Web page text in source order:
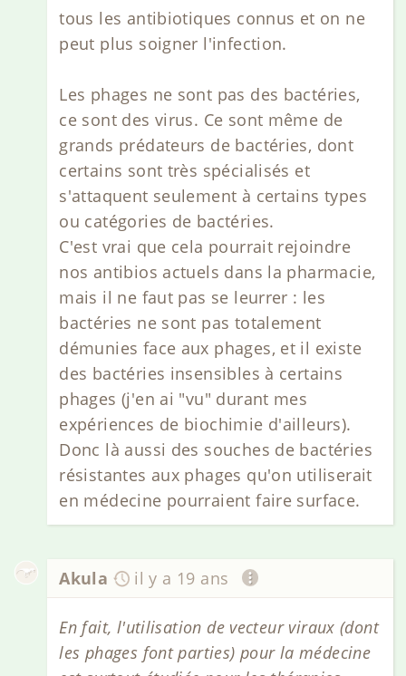
tous les antibiotiques connus et on ne
peut plus soigner l'infection.
Les phages ne sont pas des bactéries,
ce sont des virus. Ce sont même de
grands prédateurs de bactéries, dont
certains sont très spécialisés et
s'attaquent seulement à certains types
ou catégories de bactéries.
C'est vrai que cela pourrait rejoindre
nos antibios actuels dans la pharmacie,
mais il ne faut pas se leurrer : les
bactéries ne sont pas totalement
démunies face aux phages, et il existe
des bactéries insensibles à certains
phages (j'en ai "vu" durant mes
expériences de biochimie d'ailleurs).
Donc là aussi des souches de bactéries
résistantes aux phages qu'on utiliserait
en médecine pourraient faire surface.
Akula il y a 19 ans
En fait, l'utilisation de vecteur viraux (dont
les phages font parties) pour la médecine